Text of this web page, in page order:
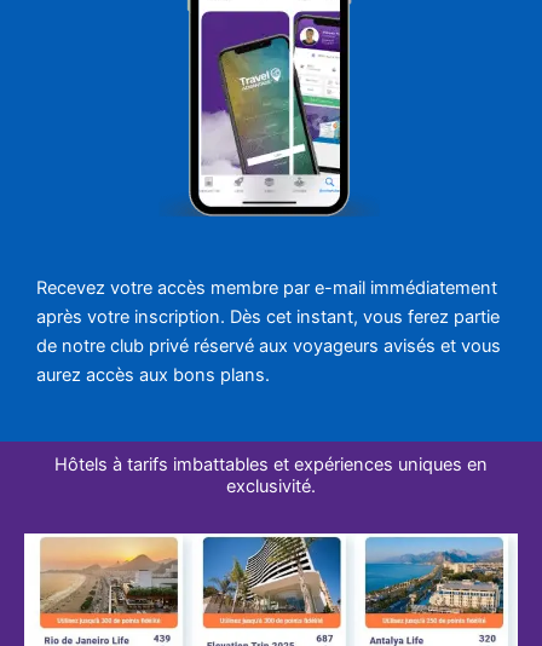
Recevez votre accès membre par e-mail immédiatement
après votre inscription. Dès cet instant, vous ferez partie
de notre club privé réservé aux voyageurs avisés et vous
aurez accès aux bons plans.
Hôtels à tarifs imbattables et expériences uniques en
exclusivité.